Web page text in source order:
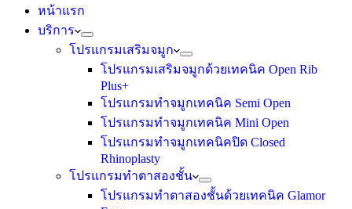
หน้าแรก
บริการ
โปรแกรมเสริมจมูก
โปรแกรมเสริมจมูกด้วยเทคนิค Open Rib
Plus+
โปรแกรมทำจมูกเทคนิค Semi Open
โปรแกรมทำจมูกเทคนิค Mini Open
โปรแกรมทำจมูกเทคนิคปิด Closed
Rhinoplasty
โปรแกรมทำตาสองชั้น
โปรแกรมทำตาสองชั้นด้วยเทคนิค Glamor